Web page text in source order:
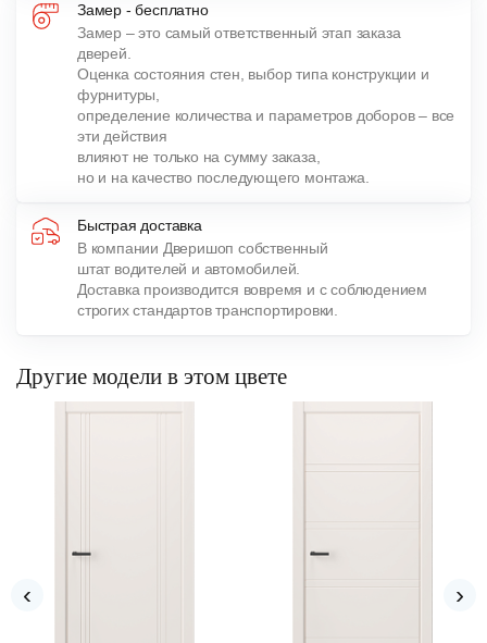
Замер - бесплатно
Замер – это самый ответственный этап заказа
дверей.
Оценка состояния стен, выбор типа конструкции и
фурнитуры,
определение количества и параметров доборов – все
эти действия
влияют не только на сумму заказа,
но и на качество последующего монтажа.
Быстрая доставка
В компании Дверишоп собственный
штат водителей и автомобилей.
Доставка производится вовремя и с соблюдением
строгих стандартов транспортировки.
Другие модели в этом цвете
‹ ›